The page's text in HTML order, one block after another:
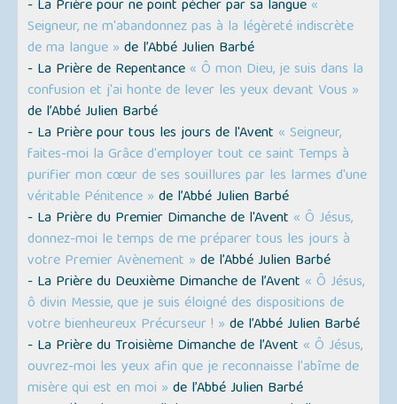
- La Prière pour ne point pécher par sa langue «
Seigneur, ne m'abandonnez pas à la légèreté indiscrète
de ma langue » de l’Abbé Julien Barbé
- La Prière de Repentance « Ô mon Dieu, je suis dans la
confusion et j'ai honte de lever les yeux devant Vous »
de l’Abbé Julien Barbé
- La Prière pour tous les jours de l'Avent « Seigneur,
faites-moi la Grâce d'employer tout ce saint Temps à
purifier mon cœur de ses souillures par les larmes d'une
véritable Pénitence » de l’Abbé Julien Barbé
- La Prière du Premier Dimanche de l'Avent « Ô Jésus,
donnez-moi le temps de me préparer tous les jours à
votre Premier Avènement » de l’Abbé Julien Barbé
- La Prière du Deuxième Dimanche de l’Avent « Ô Jésus,
ô divin Messie, que je suis éloigné des dispositions de
votre bienheureux Précurseur ! » de l’Abbé Julien Barbé
- La Prière du Troisième Dimanche de l’Avent « Ô Jésus,
ouvrez-moi les yeux afin que je reconnaisse l'abîme de
misère qui est en moi » de l’Abbé Julien Barbé